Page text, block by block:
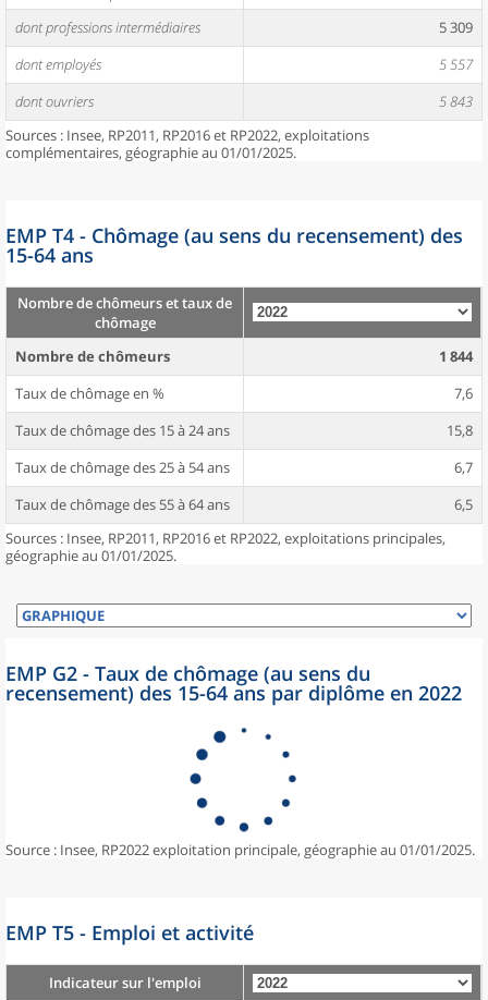
dont professions intermédiaires
5 309
dont employés
5 557
dont ouvriers
5 843
Sources : Insee, RP2011, RP2016 et RP2022, exploitations
complémentaires, géographie au 01/01/2025.
EMP T4 - Chômage (au sens du recensement) des
15-64 ans
Nombre de chômeurs et taux de
chômage
Nombre de chômeurs
1 844
Taux de chômage en %
7,6
Taux de chômage des 15 à 24 ans
15,8
Taux de chômage des 25 à 54 ans
6,7
Taux de chômage des 55 à 64 ans
6,5
Sources : Insee, RP2011, RP2016 et RP2022, exploitations principales,
géographie au 01/01/2025.
EMP G2 - Taux de chômage (au sens du
recensement) des 15-64 ans par diplôme en 2022
Source : Insee, RP2022 exploitation principale, géographie au 01/01/2025.
EMP T5 - Emploi et activité
Indicateur sur l'emploi